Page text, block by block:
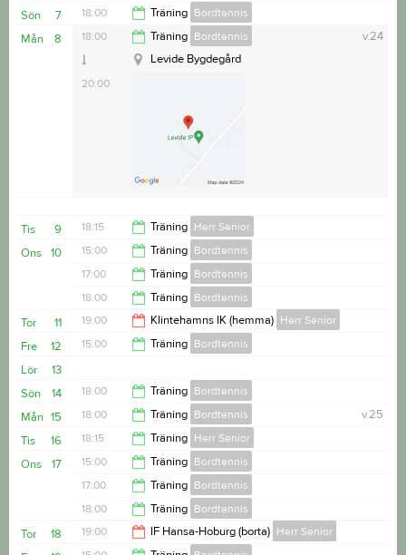
17:00
7
Sön 18:00 Träning Bordtennis
20:00
8
Mån v.24
18:00 Träning Bordtennis
20:00
Levide Bygdegård
9
Tis 18:15 Träning Herr Senior
20:00
10
Ons 15:00 Träning Bordtennis
17:00
17:00 Träning Bordtennis
18:00
18:00 Träning Bordtennis
20:00
11
Tor 19:00 Klintehamns IK (hemma) Herr Senior
12
Fre 15:00 Träning Bordtennis
17:00
13
Lör
14
Sön 18:00 Träning Bordtennis
20:00
15
Mån v.25
18:00 Träning Bordtennis
20:00
16
Tis 18:15 Träning Herr Senior
20:00
17
Ons 15:00 Träning Bordtennis
17:00
17:00 Träning Bordtennis
18:00
18:00 Träning Bordtennis
18
Tor 19:00 IF Hansa-Hoburg (borta) Herr Senior